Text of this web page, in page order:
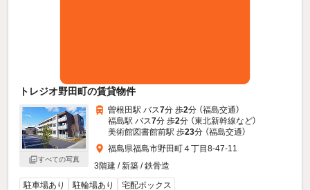
トレジオ野田町の賃貸物件
すべての写真
曽根田駅 バス7分 歩2分 （福島交通）
福島駅 バス7分 歩2分 （東北新幹線など）
美術館図書館前駅 歩23分 （福島交通）
福島県福島市野田町４丁目8-47-11
3階建 / 新築 / 鉄骨造
駐車場あり
駐輪場あり 宅配ボックス